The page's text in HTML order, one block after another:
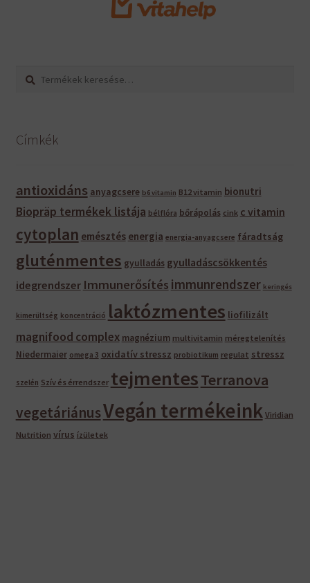
Keresés
Keresés
Címkék
antioxidáns anyagcsere b6 vitamin B12 vitamin bionutri
Biopräp termékek listája bélflóra bőrápolás cink c vitamin
cytoplan emésztés energia energia-anyagcsere fáradtság
gluténmentes gyulladás gyulladáscsökkentés
idegrendszer Immunerősítés immunrendszer keringés
kimerültség koncentráció laktózmentes liofilizált
magnifood complex magnézium multivitamin méregtelenítés
Niedermaier omega 3 oxidatív stressz probiotikum regulat stressz
szelén Szív és érrendszer tejmentesTerranova
vegetáriánusVegán termékeink Viridian
Nutrition vírus ízületek